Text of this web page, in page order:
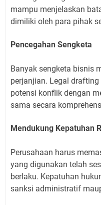
mampu menjelaskan
dimiliki oleh para pihak
Pencegahan Sengketa
Banyak sengketa bisnis
perjanjian. Legal
potensi konflik dengan
sama secara
Mendukung Kepatuhan
Perusahaan harus
yang digunakan telah
berlaku. Kepatuhan
sanksi administratif